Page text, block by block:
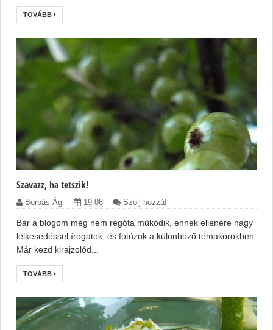
TOVÁBB
Szavazz, ha tetszik!
Borbás Ági 19:08 Szólj hozzá!
Bár a blogom még nem régóta működik, ennek ellenére nagy
lelkesedéssel írogatok, és fotózok a különböző témakörökben.
Már kezd kirajzolód...
TOVÁBB